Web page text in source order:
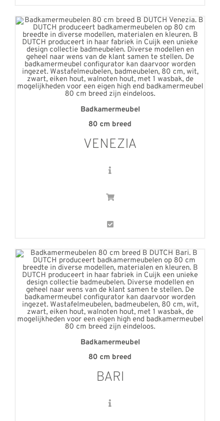
Badkamermeubel
80 cm breed
VENEZIA
Badkamermeubel
80 cm breed
BARI